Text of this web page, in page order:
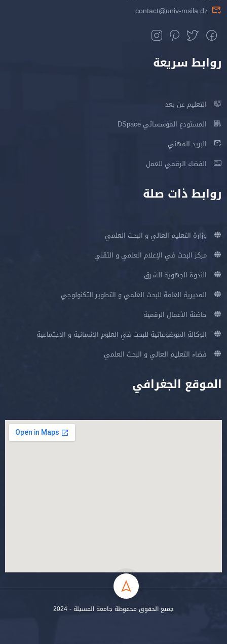
contact@univ-msila.dz
روابط سريعة
التعليم عن بعد
المستودع المؤسساتي DSpace
البريد المهني
الفضاء الرقمي للعمل
روابط ذات صلة
وزارة التعليم العالي و البحث العلمي
مركز البحث في الإعلام العلمي و التقني
الندوة الجهوية للشرق
المديرية العامة للبحث العلمي و التطوير التكنولوجي
حاضنة الأعمال الرقمية
الوكالة الموضوعاتية للبحث في العلوم الإنسانية و الإجتماعية
فضاء التعليم العالي و البحث العلمي
الموقع الجغرافي
جميع الحقوق محفوظة جامعة المسيلة - 2024